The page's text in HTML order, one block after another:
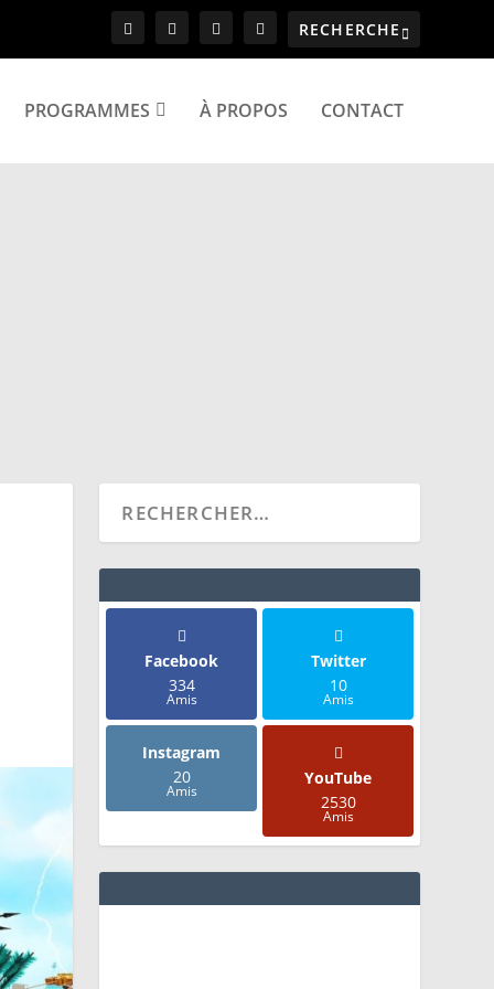
PROGRAMMES À PROPOS CONTACT
Facebook
334
Amis
Twitter
10
Amis
Instagram
20
Amis
YouTube
2530
Amis